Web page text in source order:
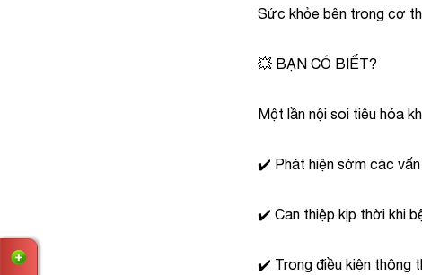
Sức khỏe bên trong cơ
💥 BẠN CÓ BIẾT?
Một lần nội soi tiêu hóa
✔️ Phát hiện sớm các vấn
✔️ Can thiệp kịp thời khi
✔️ Trong điều kiện thông